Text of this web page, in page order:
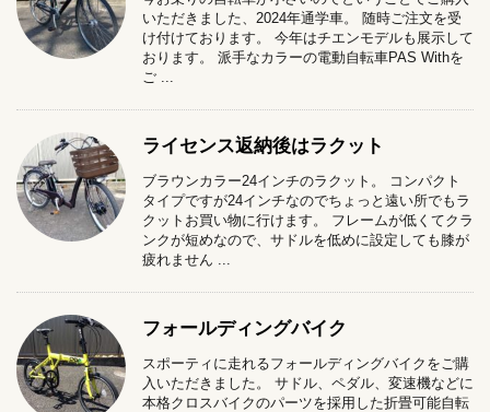
いただきました、2024年通学車。 随時ご注文を受
け付けております。 今年はチエンモデルも展示して
おります。 派手なカラーの電動自転車PAS Withを
ご ...
ライセンス返納後はラクット
ブラウンカラー24インチのラクット。 コンパクト
タイプですが24インチなのでちょっと遠い所でもラ
クットお買い物に行けます。 フレームが低くてクラ
ンクが短めなので、サドルを低めに設定しても膝が
疲れません ...
フォールディングバイク
スポーティに走れるフォールディングバイクをご購
入いただきました。 サドル、ペダル、変速機などに
本格クロスバイクのパーツを採用した折畳可能自転